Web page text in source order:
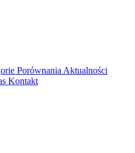
Porównania Aktualności
Kontakt